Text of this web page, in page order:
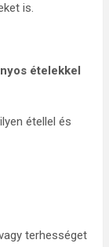
is.
ételekkel
étellel és
terhességet